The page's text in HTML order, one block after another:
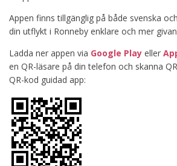
Appen finns tillgänglig på både svenska
din utflykt i Ronneby enklare och mer
Ladda ner appen via Google Play eller
en QR-läsare på din telefon och skanna
QR-kod guidad app: